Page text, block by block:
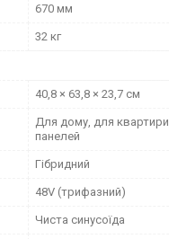
670 мм
32 кг
40,8 × 63,8 × 23,7 см
Для дому, для
панелей
Гібридний
48V (трифазний)
Чиста синусоїда